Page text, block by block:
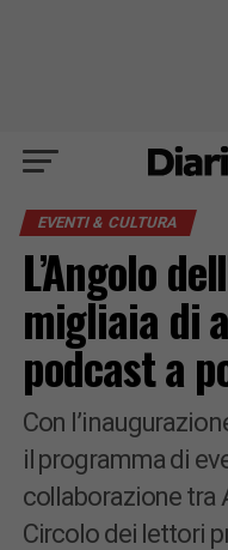
EVENTI & CULTURA
L’Angolo
migliaia di
podcast a
Con
il programma di
collaborazione tra
Circolo dei lettori